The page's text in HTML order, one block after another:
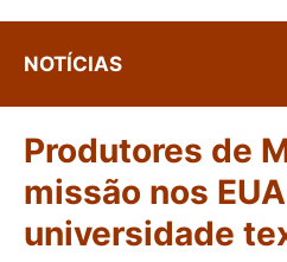
NOTÍCIAS
Produtores de
missão nos
universidade